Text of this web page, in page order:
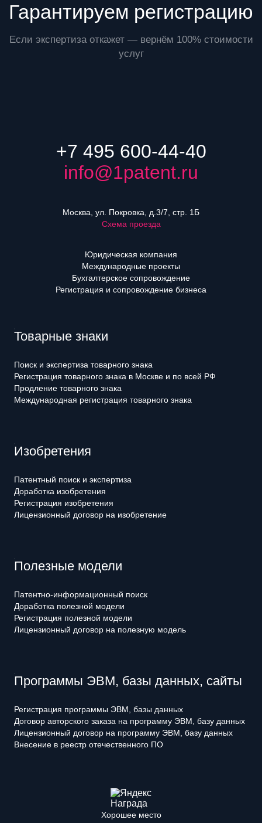
Гарантируем регистрацию
Если экспертиза откажет — вернём 100% стоимости
услуг
+7 495 600-44-40
info@1patent.ru
Москва, ул. Покровка, д.3/7, стр. 1Б
Схема проезда
Юридическая компания
Международные проекты
Бухгалтерское сопровождение
Регистрация и сопровождение бизнеса
Товарные знаки
Поиск и экспертиза товарного знака
Регистрация товарного знака в Москве и по всей РФ
Продление товарного знака
Международная регистрация товарного знака
Изобретения
Патентный поиск и экспертиза
Доработка изобретения
Регистрация изобретения
Лицензионный договор на изобретение
Полезные модели
Патентно-информационный поиск
Доработка полезной модели
Регистрация полезной модели
Лицензионный договор на полезную модель
Программы ЭВМ, базы данных, сайты
Регистрация программы ЭВМ, базы данных
Договор авторского заказа на программу ЭВМ, базу данных
Лицензионный договор на программу ЭВМ, базу данных
Внесение в реестр отечественного ПО
Хорошее место